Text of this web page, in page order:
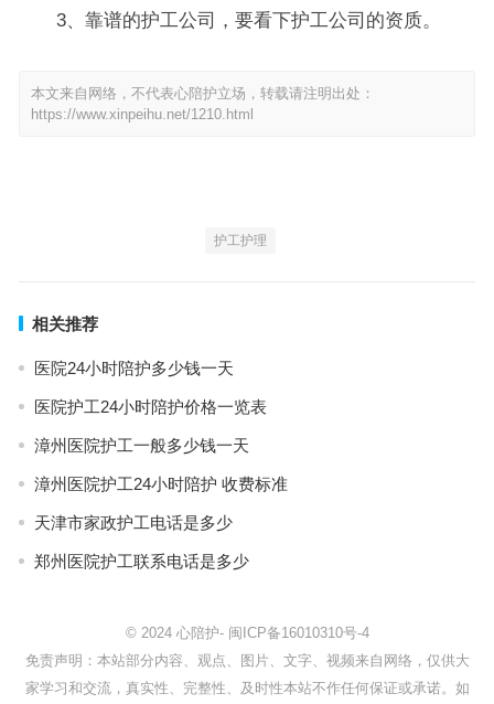
3、靠谱的护工公司，要看下护工公司的资质。
本文来自网络，不代表心陪护立场，转载请注明出处：
https://www.xinpeihu.net/1210.html
护工护理
相关推荐
医院24小时陪护多少钱一天
医院护工24小时陪护价格一览表
漳州医院护工一般多少钱一天
漳州医院护工24小时陪护 收费标准
天津市家政护工电话是多少
郑州医院护工联系电话是多少
© 2024 心陪护- 闽ICP备16010310号-4
免责声明：本站部分内容、观点、图片、文字、视频来自网络，仅供大
家学习和交流，真实性、完整性、及时性本站不作任何保证或承诺。如